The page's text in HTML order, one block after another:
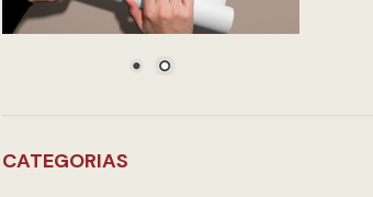
CATEGORIAS